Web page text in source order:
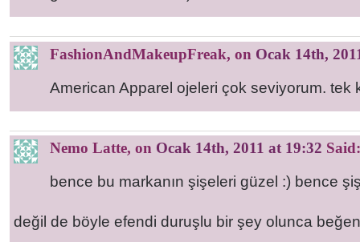
FashionAndMakeupFreak, on Ocak 14th,
American Apparel ojeleri çok seviyorum.
Nemo Latte, on Ocak 14th, 2011 at 19:32 Said:
bence bu markanın şişeleri güzel :) bence
değil de böyle efendi duruşlu bir şey olunca